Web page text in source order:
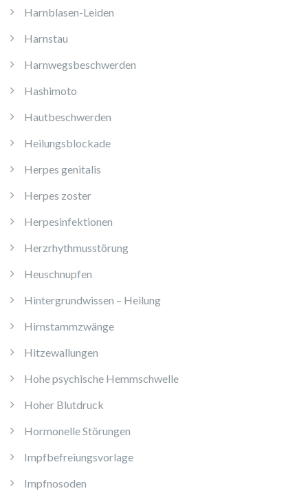
Harnblasen-Leiden
Harnstau
Harnwegsbeschwerden
Hashimoto
Hautbeschwerden
Heilungsblockade
Herpes genitalis
Herpes zoster
Herpesinfektionen
Herzrhythmusstörung
Heuschnupfen
Hintergrundwissen – Heilung
Hirnstammzwänge
Hitzewallungen
Hohe psychische Hemmschwelle
Hoher Blutdruck
Hormonelle Störungen
Impfbefreiungsvorlage
Impfnosoden